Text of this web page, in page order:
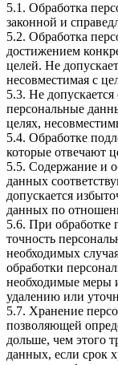
5.1. Обработка
законной и
5.2. Обработка
достижением
целей. Не
несовместимая с
5.3. Не
персональные
целях,
5.4. Обработке
которые отвечают
5.5. Содержание и
данных
допускается
данных по
5.6. При обработке
точность
необходимых
обработки
необходимые меры
удалению или
5.7. Хранение
позволяющей
дольше, чем этого
данных, если срок